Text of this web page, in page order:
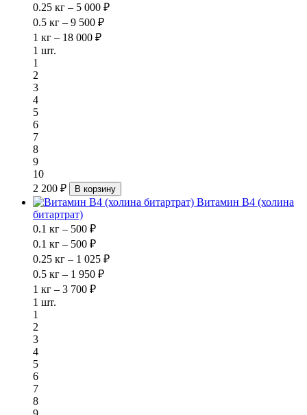
0.25 кг – 5 000 ₽
0.5 кг – 9 500 ₽
1 кг – 18 000 ₽
1 шт.
1
2
3
4
5
6
7
8
9
10
2 200 ₽
В корзину
Витамин В4 (холина
битартрат)
0.1 кг – 500 ₽
0.1 кг – 500 ₽
0.25 кг – 1 025 ₽
0.5 кг – 1 950 ₽
1 кг – 3 700 ₽
1 шт.
1
2
3
4
5
6
7
8